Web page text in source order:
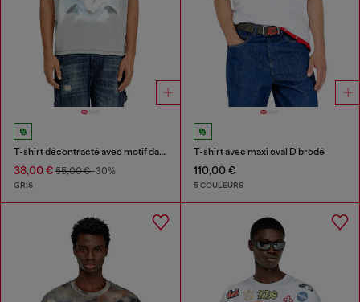
T-shirt décontracté avec motif dauphin
38,00 € 55,00 €-30%
GRIS
T-shirt avec maxi oval D brodé
110,00 €
5 COULEURS